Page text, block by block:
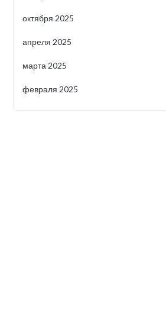
октября 2025
апреля 2025
марта 2025
февраля 2025